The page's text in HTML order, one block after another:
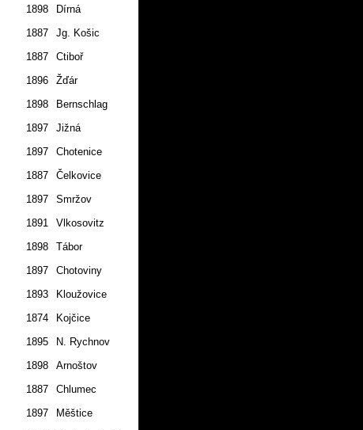
1898 Dírná
1887 Jg. Košic
1887 Ctiboř
1896 Žďár
1898 Bernschlag
1897 Jižná
1897 Chotenice
1887 Čelkovice
1897 Smržov
1891 Vlkosovitz
1898 Tábor
1897 Chotoviny
1893 Kloužovice
1874 Kojčice
1895 N. Rychnov
1898 Arnoštov
1887 Chlumec
1897 Měštice